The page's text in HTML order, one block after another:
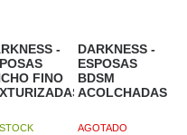
-
FINO
DARKNESS -
ESPOSAS
BDSM
ACOLCHADAS
AGOTADO